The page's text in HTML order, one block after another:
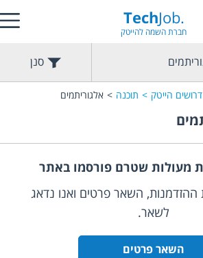
TechJob.
חברת השמה להייטק
דרושים הייטק תוכנה אלגוריתמים
סנן
מעולות שטרם פורסמו באתר
השאר פרטים ואנו נדאג
לשאר.
השאר פרטים